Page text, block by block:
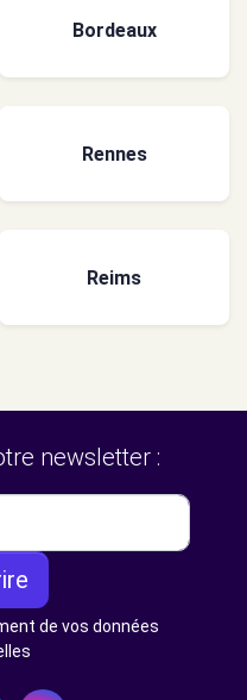
Bordeaux
Rennes
Reims
newsletter :
de vos données